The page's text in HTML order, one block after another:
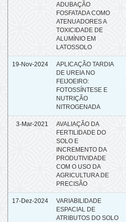
ADUBAÇÃO
FOSFATADA COMO
ATENUADORES A
TOXICIDADE DE
ALUMÍNIO EM
LATOSSOLO
19-Nov-2024
APLICAÇÃO TARDIA
DE UREIA NO
FEIJOEIRO:
FOTOSSÍNTESE E
NUTRIÇÃO
NITROGENADA
3-Mar-2021
AVALIAÇÃO DA
FERTILIDADE DO
SOLO E
INCREMENTO DA
PRODUTIVIDADE
COM O USO DA
AGRICULTURA DE
PRECISÃO
17-Dez-2024
VARIABILIDADE
ESPACIAL DE
ATRIBUTOS DO SOLO